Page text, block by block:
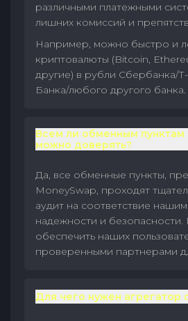
различными платежными
лишних комиссий и
Например, можно быстро и
криптовалюты (Bitcoin,
другие) в рубли Сбербанка/
Банка/любого другого банка.
Всем ли обменным пунктам
можно доверять?
Да, все обменные пункты,
MoneySwap, проходят
аудит на соответствие
надежности и
обеспечить наших
проверенными партнерами
Для чего нужен агрегатор